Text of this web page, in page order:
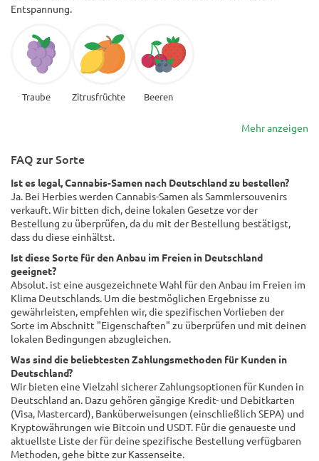
Entspannung.
Traube Zitrusfrüchte Beeren
Mehr anzeigen
FAQ zur Sorte
Ist es legal, Cannabis-Samen nach Deutschland zu bestellen?
Ja. Bei Herbies werden Cannabis-Samen als Sammlersouvenirs
verkauft. Wir bitten dich, deine lokalen Gesetze vor der
Bestellung zu überprüfen, da du mit der Bestellung bestätigst,
dass du diese einhältst.
Ist diese Sorte für den Anbau im Freien in Deutschland
geeignet?
Absolut. ist eine ausgezeichnete Wahl für den Anbau im Freien im
Klima Deutschlands. Um die bestmöglichen Ergebnisse zu
gewährleisten, empfehlen wir, die spezifischen Vorlieben der
Sorte im Abschnitt "Eigenschaften" zu überprüfen und mit deinen
lokalen Bedingungen abzugleichen.
Was sind die beliebtesten Zahlungsmethoden für Kunden in
Deutschland?
Wir bieten eine Vielzahl sicherer Zahlungsoptionen für Kunden in
Deutschland an. Dazu gehören gängige Kredit- und Debitkarten
(Visa, Mastercard), Banküberweisungen (einschließlich SEPA) und
Kryptowährungen wie Bitcoin und USDT. Für die genaueste und
aktuellste Liste der für deine spezifische Bestellung verfügbaren
Methoden, gehe bitte zur Kassenseite.